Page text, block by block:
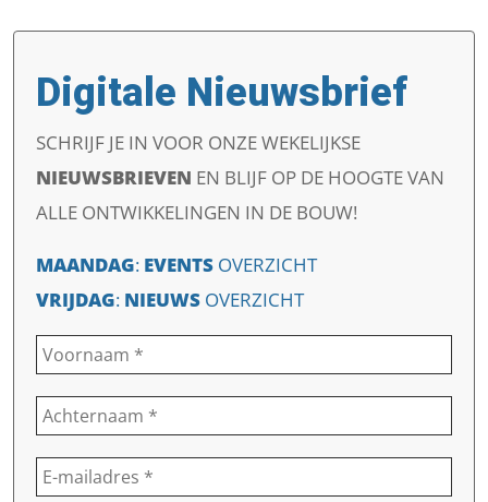
Digitale Nieuwsbrief
SCHRIJF JE IN VOOR ONZE WEKELIJKSE
NIEUWSBRIEVEN EN BLIJF OP DE HOOGTE VAN
ALLE ONTWIKKELINGEN IN DE BOUW!
MAANDAG: EVENTS OVERZICHT
VRIJDAG: NIEUWS OVERZICHT